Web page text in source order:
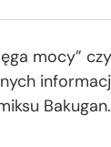
mocy”
Bakugan.